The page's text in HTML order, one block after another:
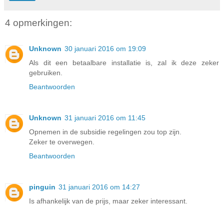
4 opmerkingen:
Unknown 30 januari 2016 om 19:09
Als dit een betaalbare installatie is, zal ik deze zeker
gebruiken.
Beantwoorden
Unknown 31 januari 2016 om 11:45
Opnemen in de subsidie regelingen zou top zijn.
Zeker te overwegen.
Beantwoorden
pinguin 31 januari 2016 om 14:27
Is afhankelijk van de prijs, maar zeker interessant.